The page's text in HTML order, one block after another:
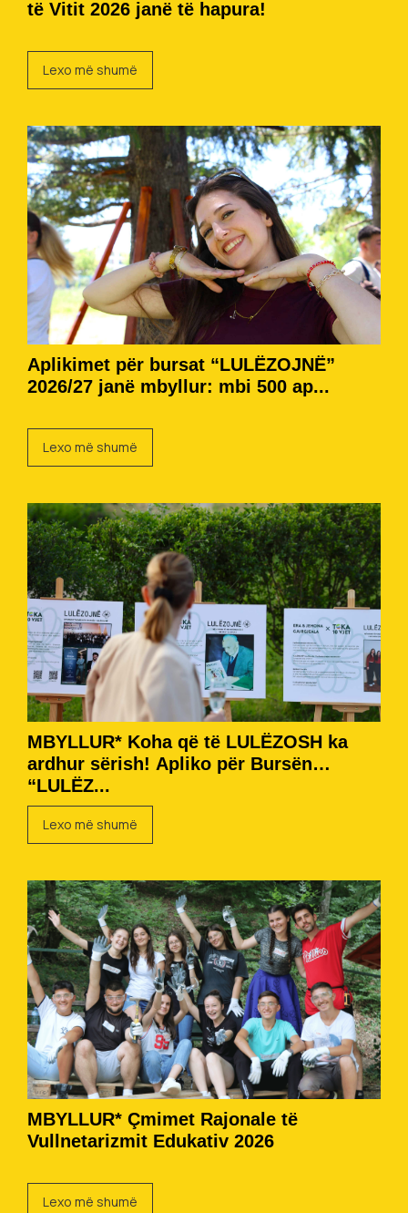
të Vitit 2026 janë të hapura!
Lexo më shumë
Aplikimet për bursat “LULËZOJNË”
2026/27 janë mbyllur: mbi 500 ap...
Lexo më shumë
MBYLLUR* Koha që të LULËZOSH ka
ardhur sërish! Apliko për Bursën
“LULËZ...
Lexo më shumë
MBYLLUR* Çmimet Rajonale të
Vullnetarizmit Edukativ 2026
Lexo më shumë